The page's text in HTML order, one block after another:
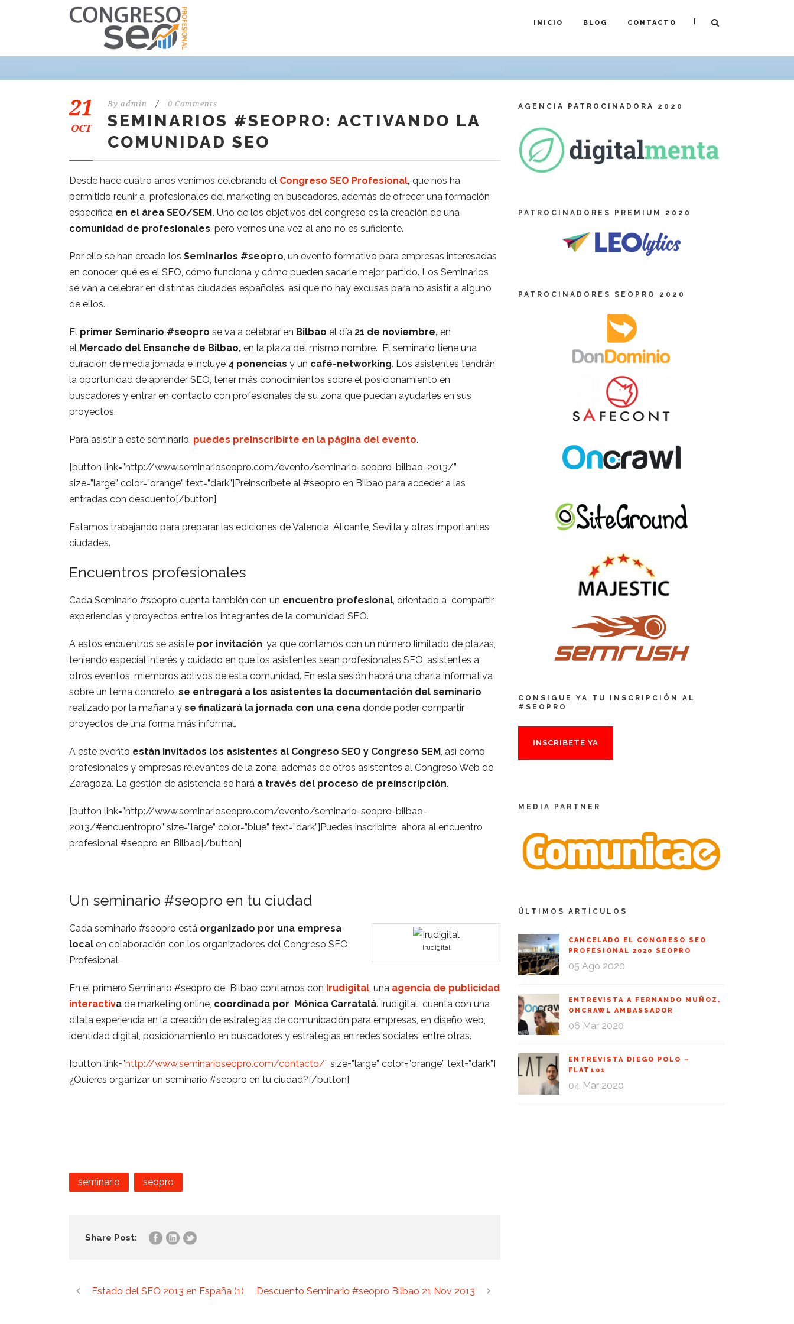
INICIO BLOG CONTACTO
21
OCT
By admin / 0 Comments
SEMINARIOS #SEOPRO: ACTIVANDO LA
COMUNIDAD SEO
Desde hace cuatro años venimos celebrando el Congreso SEO Profesional, que nos ha
permitido reunir a profesionales del marketing en buscadores, además de ofrecer una formación
específica en el área SEO/SEM. Uno de los objetivos del congreso es la creación de una
comunidad de profesionales, pero vernos una vez al año no es suficiente.
Por ello se han creado los Seminarios #seopro, un evento formativo para empresas interesadas
en conocer qué es el SEO, cómo funciona y cómo pueden sacarle mejor partido. Los Seminarios
se van a celebrar en distintas ciudades españoles, así que no hay excusas para no asistir a alguno
de ellos.
El primer Seminario #seopro se va a celebrar en Bilbao el día 21 de noviembre, en
el Mercado del Ensanche de Bilbao, en la plaza del mismo nombre.
El seminario tiene una
duración de media jornada e incluye 4 ponencias y un café-networking. Los asistentes tendrán
la oportunidad de aprender SEO, tener más conocimientos sobre el posicionamiento en
buscadores y entrar en contacto con profesionales de su zona que puedan ayudarles en sus
proyectos.
Para asistir a este seminario, puedes preinscribirte en la página del evento.
[button link=”http://www.seminarioseopro.com/evento/seminario-seopro-bilbao-2013/”
size=”large” color=”orange” text=”dark”]Preinscríbete al #seopro en Bilbao para acceder a las
entradas con descuento[/button]
Estamos trabajando para preparar las ediciones de Valencia, Alicante, Sevilla y otras importantes
ciudades.
Encuentros profesionales
Cada Seminario #seopro cuenta también con un encuentro profesional, orientado a compartir
experiencias y proyectos entre los integrantes de la comunidad SEO.
A estos encuentros se asiste por invitación, ya que contamos con un número limitado de plazas,
teniendo especial interés y cuidado en que los asistentes sean profesionales SEO, asistentes a
otros eventos, miembros activos de esta comunidad. En esta sesión habrá una charla informativa
sobre un tema concreto, se entregará a los asistentes la documentación del seminario
realizado por la mañana y se finalizará la jornada con una cena donde poder compartir
proyectos de una forma más informal.
A este evento están invitados los asistentes al Congreso SEO y Congreso SEM, así como
profesionales y empresas relevantes de la zona, además de otros asistentes al Congreso Web de
Zaragoza. La gestión de asistencia se hará a través del proceso de preínscripción.
[button link=”http://www.seminarioseopro.com/evento/seminario-seopro-bilbao-
2013/#encuentropro” size=”large” color=”blue” text=”dark”]Puedes inscribirte ahora al encuentro
profesional #seopro en Bilbao[/button]
Un seminario #seopro en tu ciudad
Irudigital
Cada seminario #seopro está organizado por una empresa
local en colaboración con los organizadores del Congreso SEO
Profesional.
En el primero Seminario #seopro de Bilbao contamos con Irudigital, una agencia de publicidad
interactiva de marketing online, coordinada por Mónica Carratalá. Irudigital cuenta con una
dilata experiencia en la creación de estrategias de comunicación para empresas, en diseño web,
identidad digital, posicionamiento en buscadores y estrategias en redes sociales, entre otras.
[button link=”http://www.seminarioseopro.com/contacto/” size=”large” color=”orange” text=”dark”]
¿Quieres organizar un seminario #seopro en tu ciudad?[/button]
seminario seopro
Share Post:
Estado del SEO 2013 en España (1) Descuento Seminario #seopro Bilbao 21 Nov 2013
AGENCIA PATROCINADORA 2020
PATROCINADORES PREMIUM 2020
PATROCINADORES SEOPRO 2020
CONSIGUE YA TU INSCRIPCIÓN AL
#SEOPRO
INSCRIBETE YA
MEDIA PARTNER
ÚLTIMOS ARTÍCULOS
CANCELADO EL CONGRESO SEO
PROFESIONAL 2020 SEOPRO
05 Ago 2020
ENTREVISTA A FERNANDO MUÑOZ,
ONCRAWL AMBASSADOR
06 Mar 2020
ENTREVISTA DIEGO POLO –
FLAT101
04 Mar 2020